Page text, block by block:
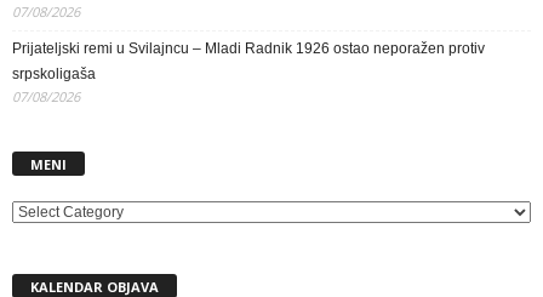
07/08/2026
Prijateljski remi u Svilajncu – Mladi Radnik 1926 ostao neporažen protiv
srpskoligaša
07/08/2026
MENI
MENI
KALENDAR OBJAVA